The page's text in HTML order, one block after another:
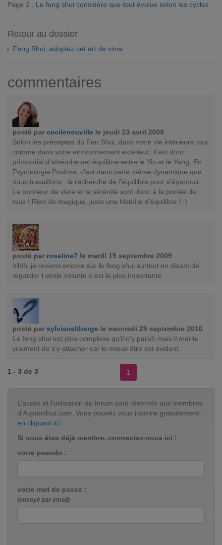
Page 2 : Le feng shui considère que tout évolue selon les cycles
Retour au dossier
Feng Shui, adoptez cet art de vivre
commentaires
posté par cecileneuville le jeudi 23 avril 2009
Selon les préceptes du Fen Shui, dans votre vie intérieure tout
comme dans votre environnement extérieur, il est donc
primordial d’atteindre cet équilibre entre le Yin et le Yang. En
Psychologie Positive, c'est dans cette même dynamique que
nous travaillons : la recherche de l'équilibre pour s'épanouir.
Le bonheur de vivre et la sérénité sont donc à la portée de
tous ! Rien de magique, juste une histoire d'équilibre ! :)
posté par roseline7 le mardi 15 septembre 2009
hihihi je reviens encore sur le feng shui surtout en disant de
regarder l etoile volante c est la plus importante
posté par sylvianeliberge le mercredi 29 septembre 2010
Le feng shui est plus complexe qu'il n'y paraît mais il mérite
vraiment de s'y attacher car le mieux être est évident.
1 - 3 de 3 1
L’accès et l’utilisation du forum sont réservés aux membres
d'Aujourdhui.com. Vous pouvez vous inscrire gratuitement
en cliquant ici.
Si vous êtes déjà membre, connectez-vous ici :
votre pseudo :
votre mot de passe :
(envoyé par email)